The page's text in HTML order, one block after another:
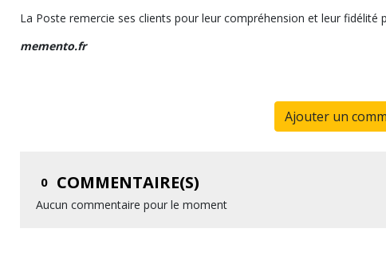
La Poste remercie ses clients pour leur compréhension et leur fidélité
memento.fr
Ajouter un
0 COMMENTAIRE(S)
Aucun commentaire pour le moment